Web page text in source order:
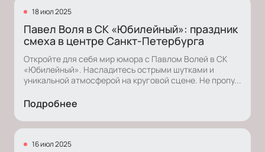
18 июл 2025
Павел Воля в СК «Юбилейный»: праздник
смеха в центре Санкт-Петербурга
Откройте для себя мир юмора с Павлом Волей в СК
«Юбилейный». Насладитесь острыми шутками и
уникальной атмосферой на круговой сцене. Не пропу...
Подробнее
16 июл 2025